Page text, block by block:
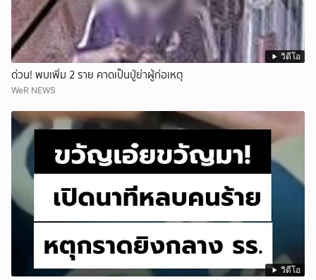
วิดีโอ
ด่วน! พบเพิ่ม 2 ราย คาดเป็นปู่ย่าผู้ก่อเหตุ
WeR NEWS
วิดีโอ